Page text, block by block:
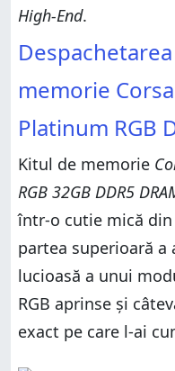
High-End.
memorie
Platinum RGB
Kitul de memorie
RGB 32GB DDR5
într-o cutie mică
partea superioară a
lucioasă a unui
RGB aprinse și
exact pe care l-ai